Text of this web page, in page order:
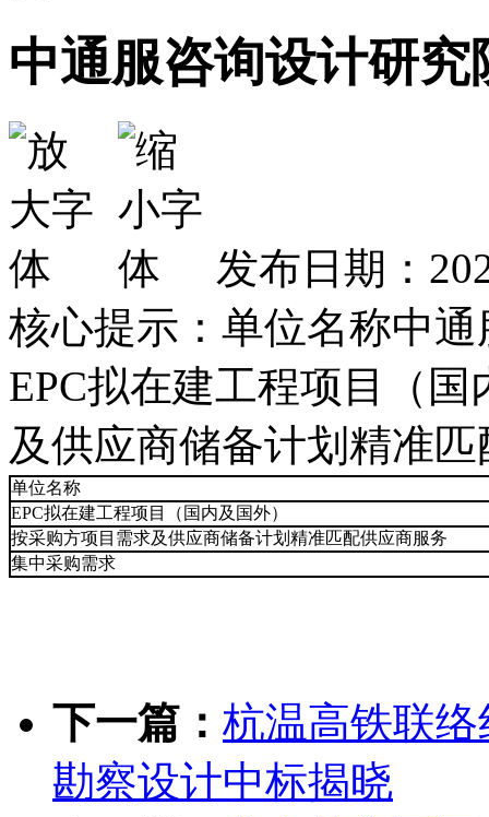
中通服咨询设计研究
发布日期：
核心提示：单位名称中
EPC拟在建工程项目（
及供应商储备计划精准
单位名称
EPC拟在建工程项目（国内及国外）
按采购方项目需求及供应商储备计划精准匹配供应商服务
集中采购需求
下一篇： 杭温高铁联
勘察设计中标揭晓